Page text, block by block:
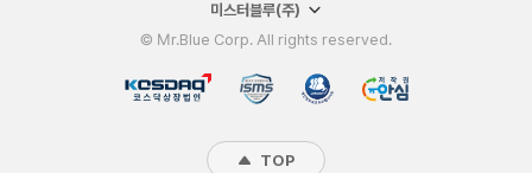
미스터블루(주)
© Mr.Blue Corp. All rights reserved.
TOP